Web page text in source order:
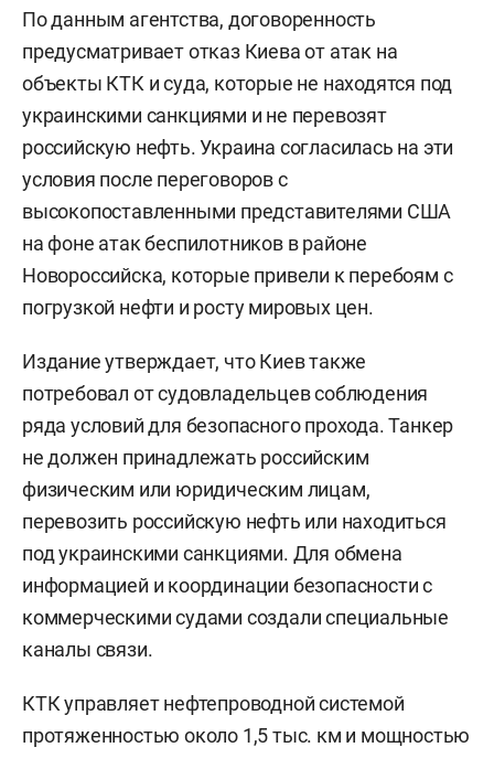
По данным агентства, договоренность
предусматривает отказ Киева от атак на
объекты КТК и суда, которые не находятся под
украинскими санкциями и не перевозят
российскую нефть. Украина согласилась на эти
условия после переговоров с
высокопоставленными представителями США
на фоне атак беспилотников в районе
Новороссийска, которые привели к перебоям с
погрузкой нефти и росту мировых цен.
Издание утверждает, что Киев также
потребовал от судовладельцев соблюдения
ряда условий для безопасного прохода. Танкер
не должен принадлежать российским
физическим или юридическим лицам,
перевозить российскую нефть или находиться
под украинскими санкциями. Для обмена
информацией и координации безопасности с
коммерческими судами создали специальные
каналы связи.
КТК управляет нефтепроводной системой
протяженностью около 1,5 тыс. км и мощностью